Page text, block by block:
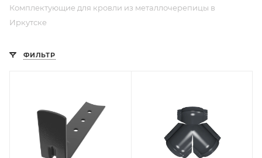
Комплектующие для кровли из металлочерепицы в
Иркутске
ФИЛЬТР